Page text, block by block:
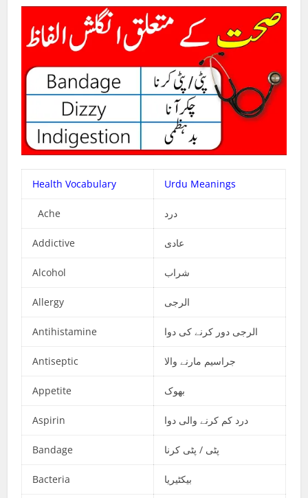
Health Vocabulary Urdu Meanings
Ache درد
Addictive عادی
Alcohol شراب
Allergy الرجی
Antihistamine الرجی دور کرنے کی دوا
Antiseptic جراسیم مارنے والا
Appetite بھوک
Aspirin درد کم کرنے والی دوا
Bandage پٹی / پٹی کرنا
Bacteria بیکٹیریا